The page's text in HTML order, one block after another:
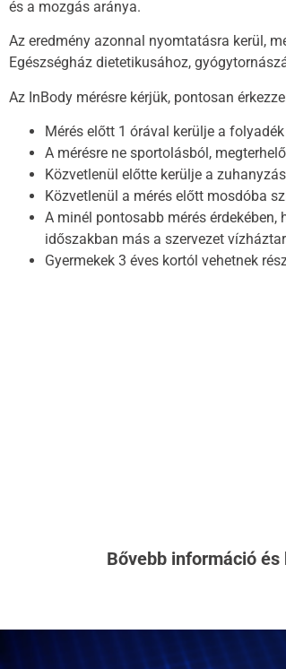
és a mozgás aránya.
Az eredmény azonnal nyomtatásra kerül,
Egészségház dietetikusához,
Az InBody mérésre kérjük, pontosan
Mérés előtt 1 órával kerülje a
A mérésre ne sportolásból,
Közvetlenül előtte kerülje a
Közvetlenül a mérés előtt mosdóba
A minél pontosabb mérés
időszakban más a szervezet
Gyermekek 3 éves kortól vehetnek
Bővebb információ